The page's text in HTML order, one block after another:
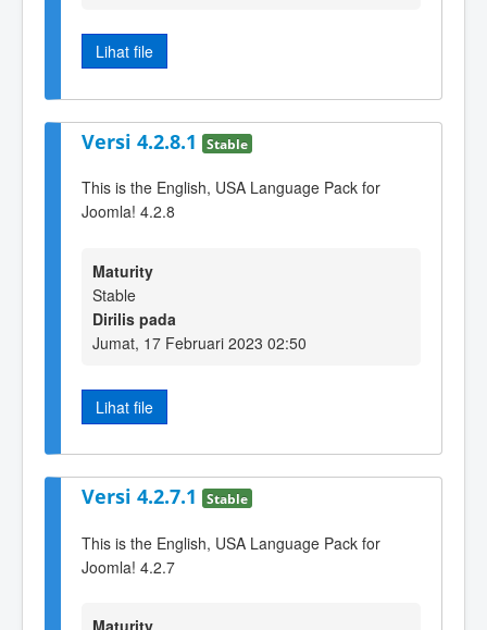
Lihat file
Versi 4.2.8.1 Stable
This is the English, USA Language Pack for
Joomla! 4.2.8
Maturity
Stable
Dirilis pada
Jumat, 17 Februari 2023 02:50
Lihat file
Versi 4.2.7.1 Stable
This is the English, USA Language Pack for
Joomla! 4.2.7